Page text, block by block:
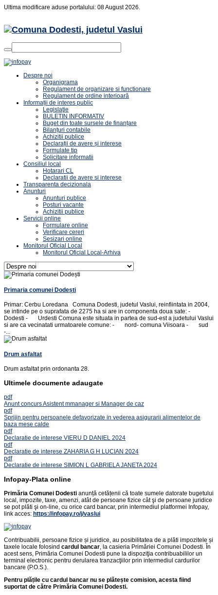
Ultima modificare aduse portalului: 08 August 2026.
Despre noi
Organigrama
Regulament de organizare si functionare
Regulament de ordine interioară
Informații de interes public
Legislaţie
BULETIN INFORMATIV
Buget din toate sursele de finanțare
Bilanțuri contabile
Achizitii publice
Declarații de avere și interese
Formulate tip
Solicitare informatii
Consiliul local
Hotarari CL
Declaratii de avere si interese
Transparenta decizionala
Anunturi
Anunturi publice
Posturi vacante
Achizitii publice
Servicii online
Formulare online
Verificare cereri
Sesizari online
Monitorul Oficial Local
Monitorul Oficial Local-Arhiva
Primaria comunei Dodești
Primar: Cerbu Loredana Comuna Dodesti, judetul Vaslui, reinfiintata in 2004,
se intinde pe o suprafata de 2275 ha si are in componenta doua sate: -
Dodesti - Urdesti Comuna este situata in partea de sud-est a judetului Vaslui
si are ca vecinatati urmatoarele comune: - nord- comuna Viisoara - sud
-...
Drum asfaltat
Drum asfaltat prin ordonanta 28.
Ultimele documente adaugate
pdf
Anunt concurs Asistent mmanager si Manager de caz
pdf
Sprijin pentru persoanele defavorizate in vederea asigurarii alimentelor de
baza mese calde
pdf
Declaratie de interese VIERU D DANIEL 2024
pdf
Declaratie de interese ZAHARIA G H LUCIAN 2024
pdf
Declaratie de interese SIMION L GABRIELA JANETA 2024
Infopay-Plata online
Primăria Comunei Dodesti anunță cetățenii că toate sumele datorate bugetului
local, impozite, taxe, amenzi, atât de persoane fizice cât şi de persoane juridice
se pot plăti şi on-line, cu orice card bancar, prin intermediul platformei Infopay,
link acces: https://infopay.ro/j/vaslui
Contribuabilii, persoane fizice și juridice, au posibilitatea de a plăti impozitele și
taxele locale folosind cardul bancar, la casieria Primăriei Comunei Dodesti. În
acest sens, Primăria Comunei Dodesti pune la dispoziţia contribuabililor un
terminal electronic pentru derularea tranzacţiilor prin intermediul cardurilor
bancare (P.O.S.).
Pentru plățile cu cardul bancar nu se plătește comision, acesta fiind
suportat de către Primăria Comunei Dodesti.